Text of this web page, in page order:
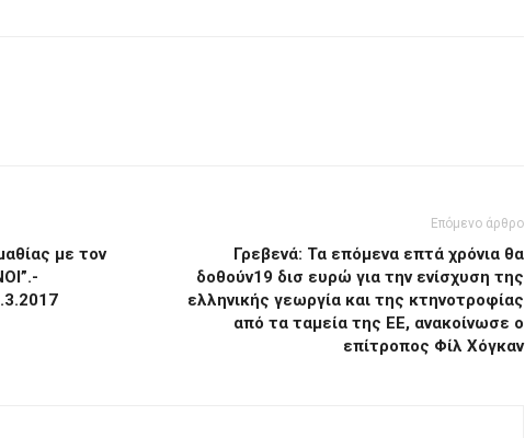
με τoν
Επόμενο άρθρο
Γρεβενά: Τα επόμενα επτά χρόνια θα
δοθούν19 δισ ευρώ για την ενίσχυση της
ελληνικής γεωργία και της κτηνοτροφίας
από τα ταμεία της ΕΕ, ανακοίνωσε ο
επίτροπος Φίλ Χόγκαν